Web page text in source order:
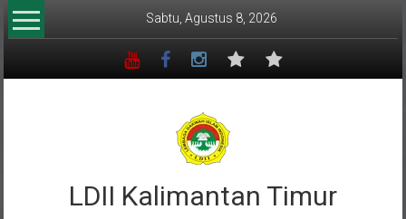
Lompat
ke
Sabtu, Agustus 8, 2026
LDII Kalimantan Timur